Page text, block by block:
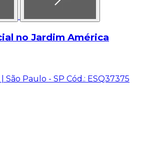
no Jardim América
São Paulo - SP Cód.: ESQ37375